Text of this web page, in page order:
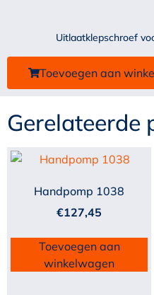
Uitlaatklepschroef
Toevoegen aan
Gerelateerde
Handpomp 1038
€127,45
Toevoegen aan
winkelwagen